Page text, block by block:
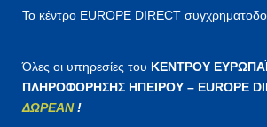
Το κέντρο EUROPE DIRECT
Όλες οι υπηρεσίες του ΚΕΝΤΡΟΥ
ΠΛΗΡΟΦΟΡΗΣΗΣ ΗΠΕΙΡΟΥ – EUROPE
ΔΩΡΕΑΝ!